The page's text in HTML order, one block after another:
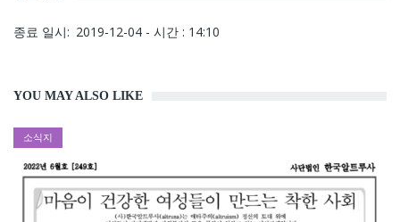
종료 일시 2019-12-04 - 시간 : 14:10
YOU MAY ALSO LIKE
소식지